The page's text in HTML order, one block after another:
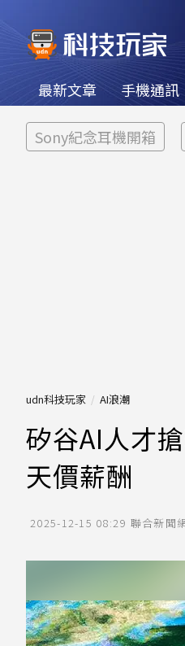
最新文章 手機通訊
Sony紀念耳機開箱
udn科技玩家 AI浪潮
矽谷AI人才
天價薪酬
2025-12-15 08:29 聯合新聞